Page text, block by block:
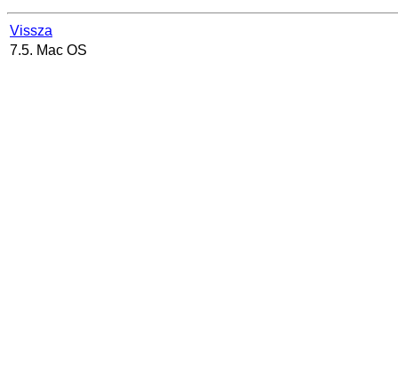
Vissza
7.5. Mac OS